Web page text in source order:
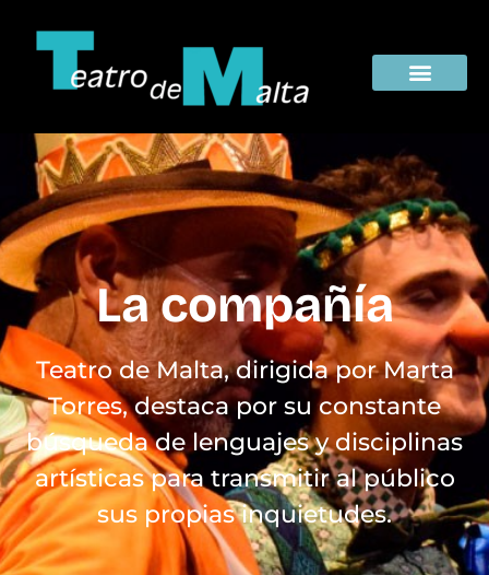
La compañía
Teatro de Malta, dirigida por Marta
Torres, destaca por su constante
búsqueda de lenguajes y disciplinas
artísticas para transmitir al público
sus propias inquietudes.